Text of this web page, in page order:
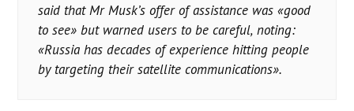
said that Mr Musk’s offer of assistance was «good
to see» but warned users to be careful, noting:
«Russia has decades of experience hitting people
by targeting their satellite communications».